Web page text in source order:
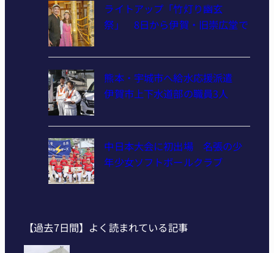
ライトアップ「竹灯り幽玄
祭」 8日から伊賀・旧崇広堂で
熊本・宇城市へ給水応援派遣
伊賀市上下水道部の職員3人
中日本大会に初出場 名張の少
年少女ソフトボールクラブ
【過去7日間】よく読まれている記事